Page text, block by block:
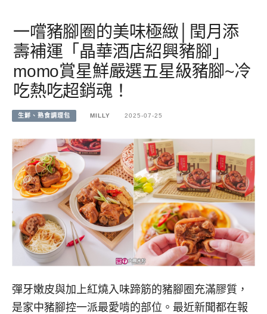
一嚐豬腳圈的美味極緻│閏月添
壽補運「晶華酒店紹興豬腳」
momo賞星鮮嚴選五星級豬腳~冷
吃熱吃超銷魂！
生鮮、熟食調理包 MILLY 2025-07-25
彈牙嫩皮與加上紅燒入味蹄筋的豬腳圈充滿膠質，
是家中豬腳控一派最愛啃的部位。最近新聞都在報